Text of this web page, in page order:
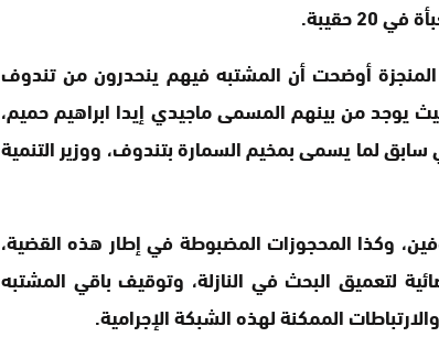
المنجزة أوضحت أن المشتبه فيهم ينحدرون من تندوف
يوجد من بينهم المسمى ماجيدي إيدا ابراهيم حميم،
لما يسمى بمخيم السمارة بتندوف، ووزير التنمية
وكذا المحجوزات المضبوطة في إطار هذه القضية،
لتعميق البحث في النازلة، وتوقيف باقي المشتبه
الممكنة لهذه الشبكة الإجرامية.